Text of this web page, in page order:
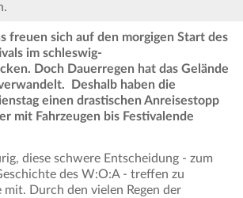
freuen sich auf den morgigen Start des
im schleswig-
Doch Dauerregen hat das Gelände
Deshalb haben die
einen drastischen Anreisestopp
mit Fahrzeugen bis Festivalende
diese schwere Entscheidung - zum
des W:O:A - treffen zu
mit. Durch den vielen Regen der